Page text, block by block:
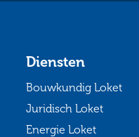
Diensten
Bouwkundig Loket
Juridisch Loket
Energie Loket